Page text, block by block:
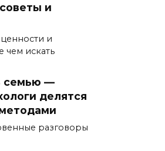
и
и
искать
семью —
делятся
разговоры